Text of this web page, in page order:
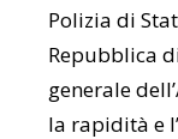
Polizia di
Repubblica
generale
la rapidità e